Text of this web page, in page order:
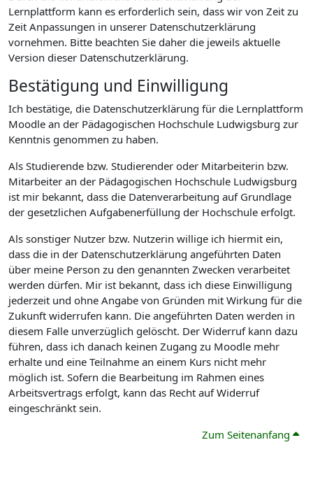
Lernplattform kann es erforderlich sein, dass wir von Zeit zu
Zeit Anpassungen in unserer Datenschutzerklärung
vornehmen. Bitte beachten Sie daher die jeweils aktuelle
Version dieser Datenschutzerklärung.
Bestätigung und Einwilligung
Ich bestätige, die Datenschutzerklärung für die Lernplattform
Moodle an der Pädagogischen Hochschule Ludwigsburg zur
Kenntnis genommen zu haben.
Als Studierende bzw. Studierender oder Mitarbeiterin bzw.
Mitarbeiter an der Pädagogischen Hochschule Ludwigsburg
ist mir bekannt, dass die Datenverarbeitung auf Grundlage
der gesetzlichen Aufgabenerfüllung der Hochschule erfolgt.
Als sonstiger Nutzer bzw. Nutzerin willige ich hiermit ein,
dass die in der Datenschutzerklärung angeführten Daten
über meine Person zu den genannten Zwecken verarbeitet
werden dürfen. Mir ist bekannt, dass ich diese Einwilligung
jederzeit und ohne Angabe von Gründen mit Wirkung für die
Zukunft widerrufen kann. Die angeführten Daten werden in
diesem Falle unverzüglich gelöscht. Der Widerruf kann dazu
führen, dass ich danach keinen Zugang zu Moodle mehr
erhalte und eine Teilnahme an einem Kurs nicht mehr
möglich ist. Sofern die Bearbeitung im Rahmen eines
Arbeitsvertrags erfolgt, kann das Recht auf Widerruf
eingeschränkt sein.
Zum Seitenanfang